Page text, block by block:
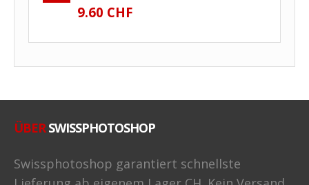
9.60 CHF
ÜBERSWISSPHOTOSHOP
Swissphotoshop garantiert schnellste